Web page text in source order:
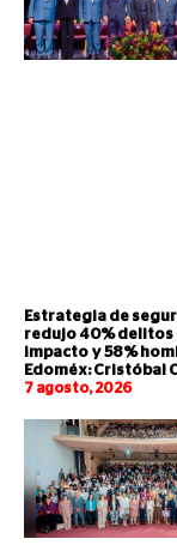
Estrategia de
redujo 40% delitos
impacto y 58%
Edoméx: Cristóbal
7 agosto, 2026